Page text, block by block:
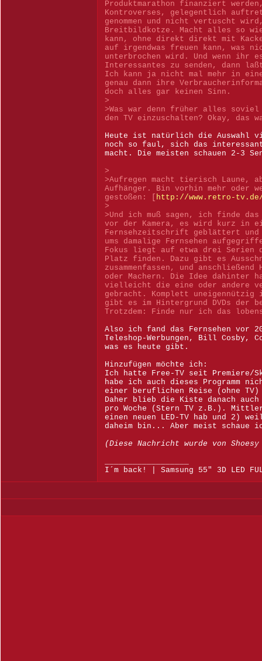
Produktmarathon finanziert
Kontroverses, gelegentlich
genommen und nicht vertuscht
Breitbildkotze. Macht alles so
kann, ohne direkt direkt mit
auf irgendwas freuen kann, was
unterbrochen wird. Und wenn ihr
Interessantes zu senden, dann
Ich kann ja nicht mal mehr in
genau dann ihre
doch alles gar keinen Sinn.
>
>Was war denn früher alles
den TV einzuschalten? Okay, das
Heute ist natürlich die Auswahl
noch so faul, sich das
macht. Die meisten schauen 2-3
>
>Aufregen macht tierisch Laune,
Aufhänger. Bin vorhin mehr oder
gestoßen: [ http://www.retro-
>
>Und ich muß sagen, ich finde das
vor der Kamera, es wird kurz in
Fernsehzeitschrift geblättert und
ums damalige Fernsehen
Fokus liegt auf etwa drei Serien
Platz finden. Dazu gibt es
zusammenfassen, und
oder Machern. Die Idee dahinter
vielleicht die eine oder andere
gebracht. Komplett uneigennützig
gibt es im Hintergrund DVDs der
Trotzdem: Finde nur ich das
Also ich fand das Fernsehen vor
Teleshop-Werbungen, Bill Cosby,
was es heute gibt.
Hinzufügen möchte ich:
Ich hatte Free-TV seit Premiere/
habe ich auch dieses Programm
einer beruflichen Reise (ohne
Daher blieb die Kiste danach
pro Woche (Stern TV z.B.).
einen neuen LED-TV hab und 2)
daheim bin... Aber meist schaue
(Diese Nachricht wurde von
I´m back! | Samsung 55" 3D LED